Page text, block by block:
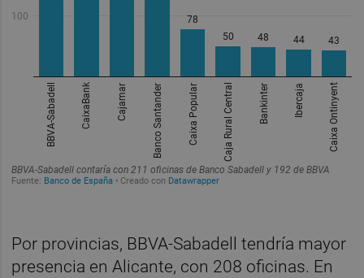
Por provincias, BBVA-Sabadell tendría mayor
presencia en Alicante, con 208 oficinas. En